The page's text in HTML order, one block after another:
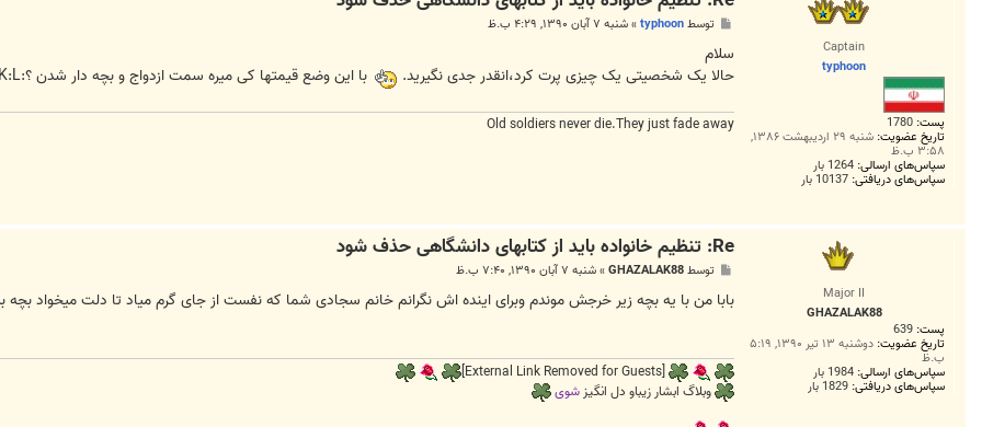
d
1
9
5
Captain
typhoon
پست: 1780
تاریخ عضویت: شنبه ۲۹ اردیبهشت ۱۳۸۶,
۳:۵۸ ب.ظ
سپاس‌های ارسالی: 1264 بار
سپاس‌های دریافتی: 10137 بار
ت
توسطtyphoon
»شنبه ۷ آبان ۱۳۹۰, ۴:۲۹ ب.ظ
سلام
حالا یک شخصیتی یک چیزی پرت کرد،انقدر جدی نگیرید.
با این وضع قیمتها کی میره سمت ازدواج و بچه دار شدن ؟:K:L
Old soldiers never die.They just fade away
Major II
GHAZALAK88
پست: 639
تاریخ عضویت: دوشنبه ۱۳ تیر ۱۳۹۰, ۵:۱۹
ب.ظ
سپاس‌های ارسالی: 1984 بار
سپاس‌های دریافتی: 1829 بار
Re: تنظیم خانواده باید از کتابهای دانشگاهی حذف شود
ت
توسطGHAZALAK88
»شنبه ۷ آبان ۱۳۹۰, ۷:۴۰ ب.ظ
بابا من با یه بچه زیر خرجش موندم وبرای اینده اش نگرانم خانم سجادی شما که نفست از جای گرم میاد تا دلت میخواد بچه
[External Link Removed for Guests]
وبلاگ ابشار زیباو دل انگیز شوی